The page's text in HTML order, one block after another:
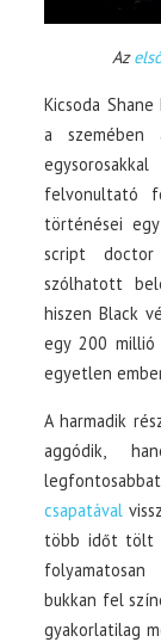
Az
Kicsoda
a szemében
felvonultató
történései
script
szólhatott
hiszen Black
egy 200
egyetlen
A harmadik
aggódik,
csapatával
több időt tölt
bukkan fel
gyakorlatilag